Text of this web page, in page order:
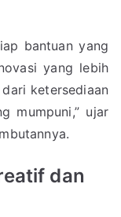
bantuan yang
yang lebih
ketersediaan
mumpuni,” ujar
dan